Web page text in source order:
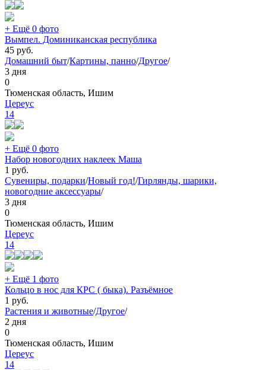
+ Ещё 0 фото
Вымпел. Доминиканская республика
45 руб.
Домашний быт/Картины, панно/Другое/
3 дня
0
Тюменская область, Ишим
Цереус
14
+ Ещё 0 фото
Набор новогодних наклеек Маша
1 руб.
Сувениры, подарки/Новый год!/Гирлянды, шарики,
новогодние аксессуары/
3 дня
0
Тюменская область, Ишим
Цереус
14
+ Ещё 1 фото
Кольцо в нос для КРС ( быка). Разъёмное
1 руб.
Растения и животные/Другое/
2 дня
0
Тюменская область, Ишим
Цереус
14